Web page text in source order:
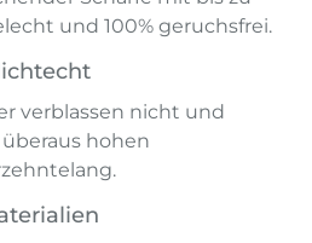
und 100% geruchsfrei.
verblassen nicht und
hohen